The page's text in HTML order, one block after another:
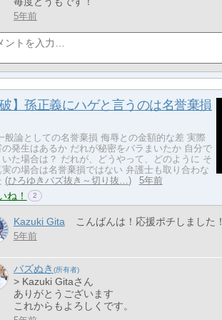
5年前
】孫正義にハゲと言うのは名誉棄損
般論としての名誉棄損 侮辱との金額的な差 実際
の発生はあるか だれが秘密をバラまいたか 自分で
いた場合は？ だれが、どうやって、どのように そ
実の場合は名誉棄損ではない 弁護士も取り合わな
ひろゆきバズ抜き～切り抜… 5年前
ね！ 2
Kazuki Gita こんばんは！応援ポチしました！
5年前
バズぬき
> Kazuki Gitaさん
ありがとうございます
これからもよろしくです。